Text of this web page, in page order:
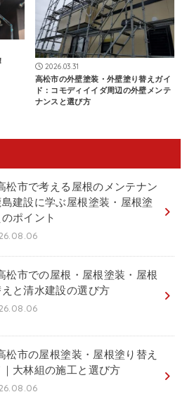
2026.03.31
高松市の外壁塗装・外壁塗り替えガイ
ド：コモディイイダ周辺の外壁メンテ
ナンスと選び方
松市で考える屋根のメンテナン
建設に学ぶ屋根塗装・屋根塗
ポイント
松市での屋根・屋根塗装・屋根
と清水建設の選び方
松市の屋根塗装・屋根塗り替え
｜大林組の施工と選び方